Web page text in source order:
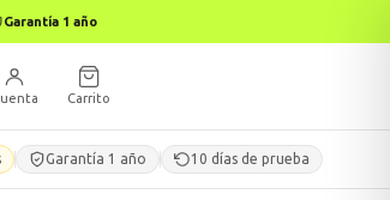
Garantía 1 año
Carrito
Garantía 1 año 10 días de prueba